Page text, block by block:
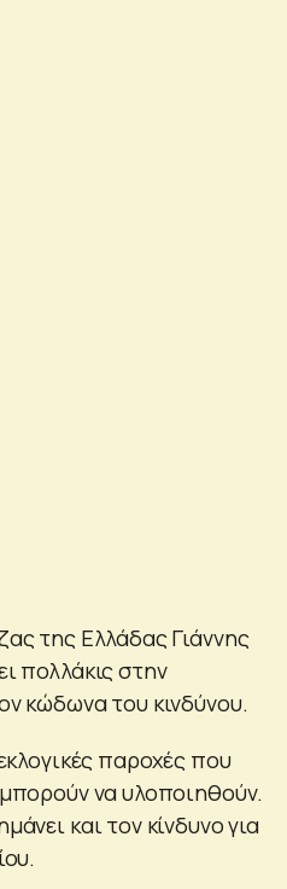
της Ελλάδας Γιάννης
πολλάκις στην
κώδωνα του κινδύνου.
παροχές που
να υλοποιηθούν.
και τον κίνδυνο για